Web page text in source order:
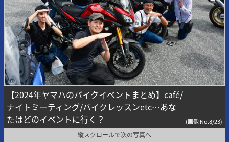
【2024年ヤマハのバイクイベントまとめ】café/
ナイトミーティング/バイクレッスンetc…あな
たはどのイベントに行く？
(画像 No.8/23)
縦スクロールで次の写真へ